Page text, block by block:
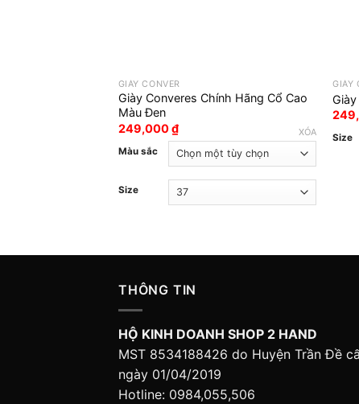
GIÀY CONVER
Giày Converes Chính Hãng Cổ Cao
Màu Đen
249,000₫
Màu sắc
Size
XÓA
GIÀY
Size
THÔNG TIN
HỘ KINH DOANH SHOP 2 HAND
MST 8534188426 do Huyện Trần Đề
ngày 01/04/2019
Hotline: 0984,055,506